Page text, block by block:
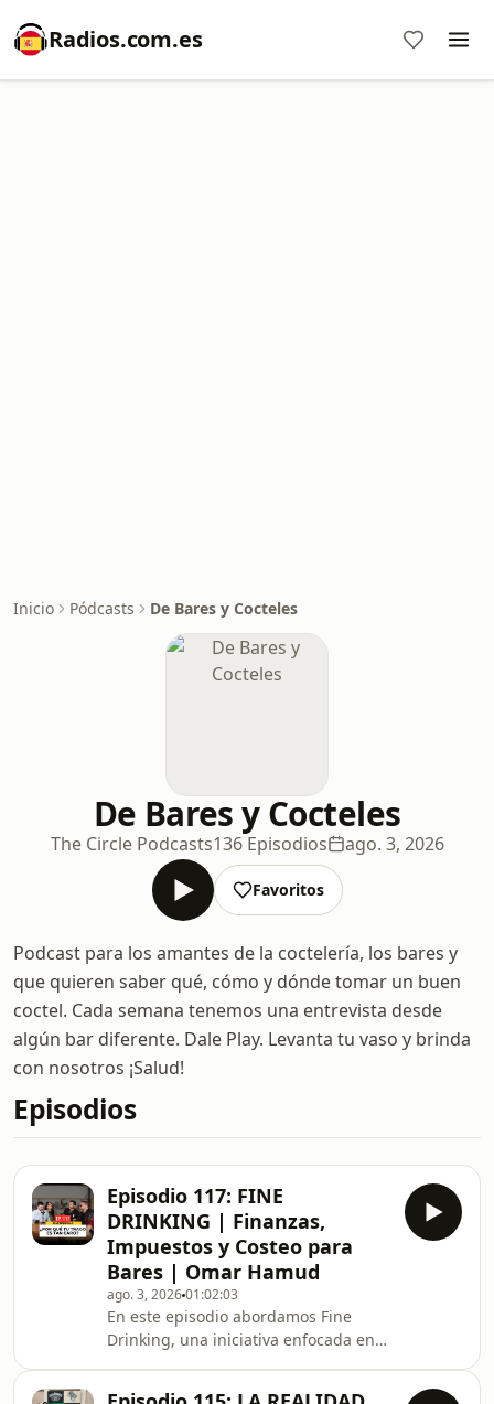
Radios.com.es
Inicio Pódcasts De Bares y Cocteles
De Bares y Cocteles
The Circle Podcasts136 Episodios ago. 3, 2026
Favoritos
Podcast para los amantes de la coctelería, los bares y
que quieren saber qué, cómo y dónde tomar un buen
coctel. Cada semana tenemos una entrevista desde
algún bar diferente. Dale Play. Levanta tu vaso y brinda
con nosotros ¡Salud!
Episodios
Episodio 117: FINE
DRINKING | Finanzas,
Impuestos y Costeo para
Bares | Omar Hamud
ago. 3, 202601:02:03
En este episodio abordamos Fine
Drinking, una iniciativa enfocada en